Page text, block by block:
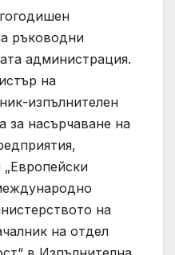
ръководни
администрация.
на
изпълнителен
за насърчаване на
на
на отдел